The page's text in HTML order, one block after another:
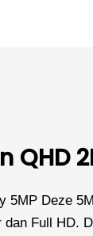
QHD
5MP Deze
Full HD.